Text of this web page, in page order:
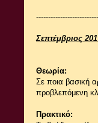
Σεπτέμβριος
Θεωρία:
Σε ποια βασική
προβλεπόμενη
Πρακτικό: